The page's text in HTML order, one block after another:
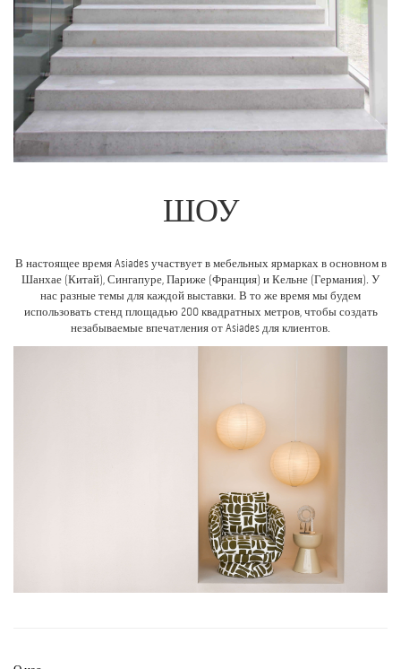
ШОУ
В настоящее время Asiades участвует в мебельных ярмарках в основном в
Шанхае (Китай), Сингапуре, Париже (Франция) и Кельне (Германия). У
нас разные темы для каждой выставки. В то же время мы будем
использовать стенд площадью 200 квадратных метров, чтобы создать
незабываемые впечатления от Asiades для клиентов.